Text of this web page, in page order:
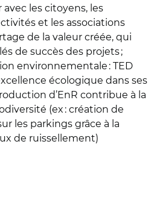
avec les citoyens, les
et les associations
de la valeur créée, qui
de succès des projets ;
environnementale : TED
écologique dans ses
d’EnR contribue à la
(ex : création de
les parkings grâce à la
de ruissellement)